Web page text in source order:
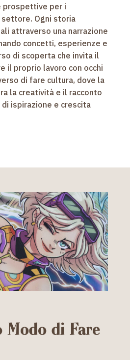
prospettive per i
Ogni storia
attraverso una narrazione
concetti, esperienze e
di scoperta che invita il
il proprio lavoro con occhi
di fare cultura, dove la
la creatività e il racconto
ispirazione e crescita
Modo di Fare